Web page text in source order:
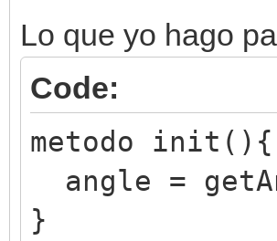
Lo que yo hago
Code:
metodo init(){
angle =
}